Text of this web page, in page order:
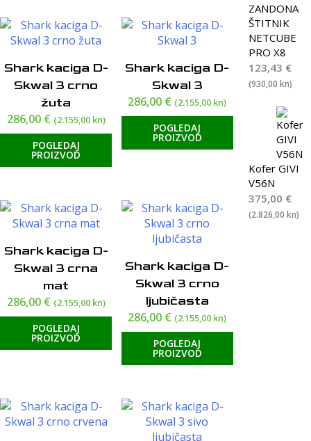
Shark kaciga D-
Skwal 3 crno
žuta
286,00 € (2.155,00 kn)
POGLEDAJ
PROIZVOD
Shark kaciga D-
Skwal 3
286,00 € (2.155,00 kn)
POGLEDAJ
PROIZVOD
Shark kaciga D-
Skwal 3 crna
mat
286,00 € (2.155,00 kn)
POGLEDAJ
PROIZVOD
Shark kaciga D-
Skwal 3 crno
ljubičasta
286,00 € (2.155,00 kn)
POGLEDAJ
PROIZVOD
ZANDONA
ŠTITNIK
NETCUBE
PRO X8
123,43 €
(930,00 kn)
Kofer GIVI
V56N
375,00 €
(2.826,00 kn)